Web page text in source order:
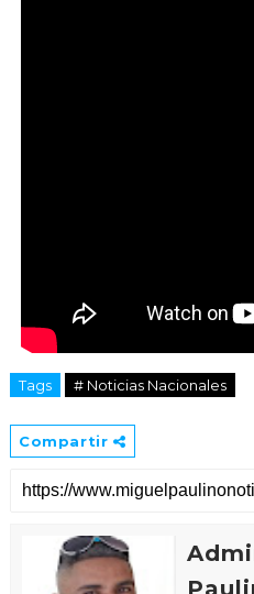
Tags # Noticias Nacionales
Compartir